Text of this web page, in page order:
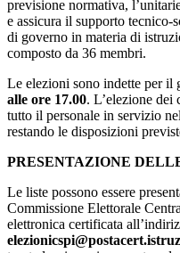
previsione normativa,
e assicura il supporto
di governo in materia di
composto da 36 membri.
Le elezioni sono indette per il
alle ore 17.00. L’elezione dei
tutto il personale in servizio
restando le disposizioni
PRESENTAZIONE
Le liste possono essere
Commissione Elettorale
elettronica certificata